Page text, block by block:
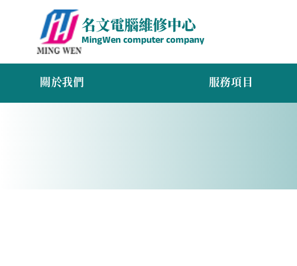
名文電腦維修中心
MingWen computer company
關於我們 服務項目